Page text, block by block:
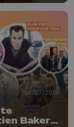
18/07/2024
Baker